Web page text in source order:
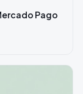
Pago